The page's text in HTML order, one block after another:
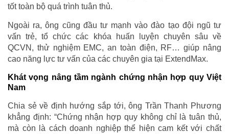
tốt toàn bộ quá trình tuân thủ.
Ngoài ra, ông cũng đầu tư mạnh vào đào tạo đội ngũ tư
vấn trẻ, tổ chức các khóa huấn luyện chuyên sâu về
QCVN, thử nghiệm EMC, an toàn điện, RF… giúp nâng
cao năng lực tư vấn của các chuyên gia tại ExtendMax.
Khát vọng nâng tầm ngành chứng nhận hợp quy Việt
Nam
Chia sẻ về định hướng sắp tới, ông Trần Thanh Phương
khẳng định: “Chứng nhận hợp quy không chỉ là tuân thủ,
mà còn là cách doanh nghiệp thể hiện cam kết với chất